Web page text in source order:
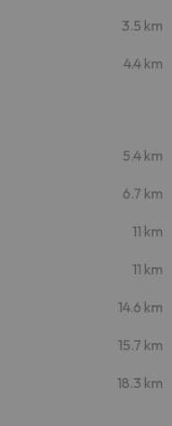
3.5 km
4.4 km
5.4 km
6.7 km
11 km
11 km
14.6 km
15.7 km
18.3 km